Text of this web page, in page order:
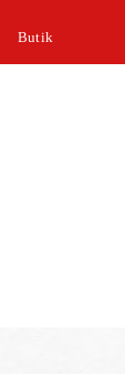
Butik